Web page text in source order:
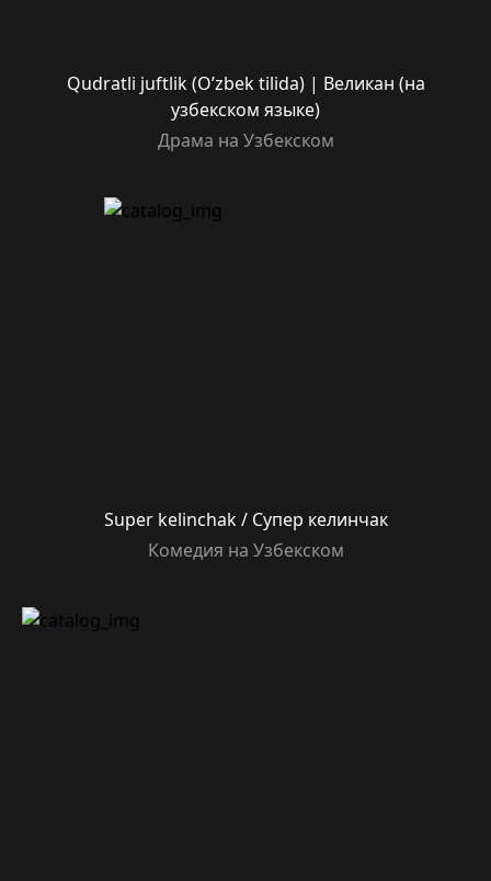
Qudratli juftlik (O’zbek tilida) | Великан (на
узбекском языке)
Драма на Узбекском
Super kelinchak / Супер келинчак
Комедия на Узбекском